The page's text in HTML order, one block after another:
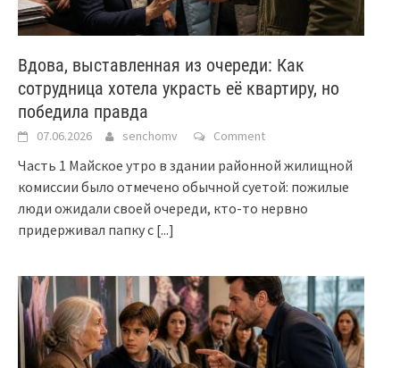
Вдова, выставленная из очереди: Как
сотрудница хотела украсть её квартиру, но
победила правда
07.06.2026 senchomv Comment
Часть 1 Майское утро в здании районной жилищной
комиссии было отмечено обычной суетой: пожилые
люди ожидали своей очереди, кто-то нервно
придерживал папку с [...]